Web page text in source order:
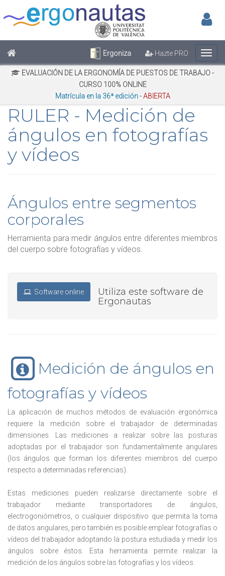
Ergoniza Hazte PRO
EVALUACIÓN DE LA ERGONOMÍA DE PUESTOS DE TRABAJO -
CURSO 100% ONLINE
Matrícula en la 36ª edición -ABIERTA
RULER - Medición de
ángulos en fotografías
y vídeos
Ángulos entre segmentos
corporales
Herramienta para medir ángulos entre diferentes miembros
del cuerpo sobre fotografías y vídeos.
Software online
Utiliza este software de
Ergonautas
Medición de ángulos en
fotografías y vídeos
La aplicación de muchos métodos de evaluación ergonómica
requiere la medición sobre el trabajador de determinadas
dimensiones. Las mediciones a realizar sobre las posturas
adoptadas por el trabajador son fundamentalmente angulares
(los ángulos que forman los diferentes miembros del cuerpo
respecto a determinadas referencias).
Estas mediciones pueden realizarse directamente sobre el
trabajador mediante transportadores de ángulos,
electrogoniómetros, o cualquier dispositivo que permita la toma
de datos angulares, pero también es posible emplear fotografías o
vídeos del trabajador adoptando la postura estudiada y medir los
ángulos sobre éstos. Esta herramienta permite realizar la
medición de los ángulos sobre las fotografías y los vídeos.